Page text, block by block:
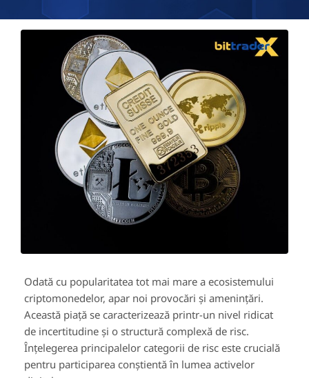
Odată cu popularitatea tot mai mare a ecosistemului
criptomonedelor, apar noi provocări și amenințări.
Această piață se caracterizează printr-un nivel ridicat
de incertitudine și o structură complexă de risc.
Înțelegerea principalelor categorii de risc este crucială
pentru participarea conștientă în lumea activelor